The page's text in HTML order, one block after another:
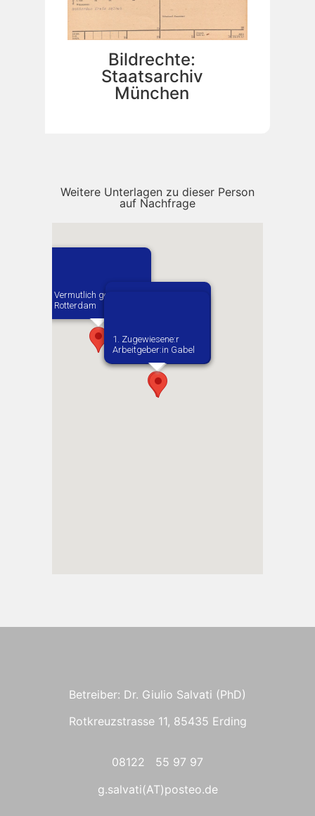
Bildrechte:
Staatsarchiv
München
Weitere Unterlagen zu dieser Person
auf Nachfrage
Vermutlich geboren in
Rotterdam
1. Zugewiesene:r
Arbeitgeber:in​ Gabel
Arbeitgeber:in​
Luftzeugamt
Betreiber: Dr. Giulio Salvati (PhD)
Rotkreuzstrasse 11, 85435 Erding
08122 55 97 97
g.salvati(AT)posteo.de